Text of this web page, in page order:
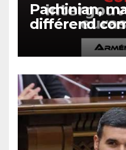
Pachinian,
différend
assistera à la
Conseil